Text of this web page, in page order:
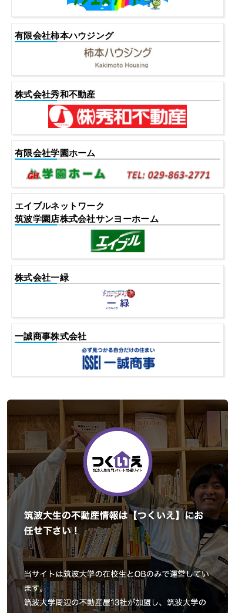
有限会社柿本ハウジング
株式会社秀和不動産
有限会社学園ホーム
エイブルネットワーク
筑波学園店株式会社サンヨーホーム
株式会社一緑
一誠商事株式会社